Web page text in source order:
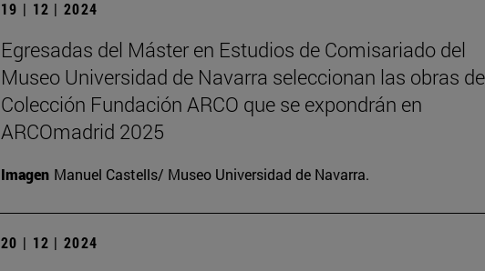
19 | 12 | 2024
Egresadas del Máster en Estudios de Comisariado del
Museo Universidad de Navarra seleccionan las obras
Colección Fundación ARCO que se expondrán en
ARCOmadrid 2025
Imagen Manuel Castells/ Museo Universidad de Navarra.
20 | 12 | 2024